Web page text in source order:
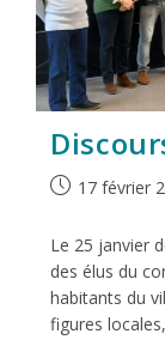
17 février
Le 25 janvier
des élus du
habitants du
figures